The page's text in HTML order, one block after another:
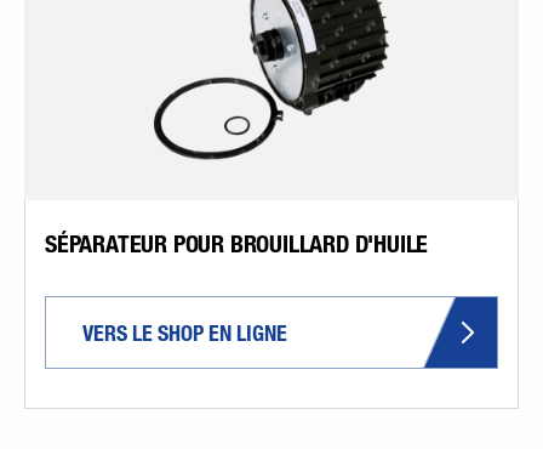
SÉPARATEUR POUR BROUILLARD D'HUILE
VERS LE SHOP EN LIGNE